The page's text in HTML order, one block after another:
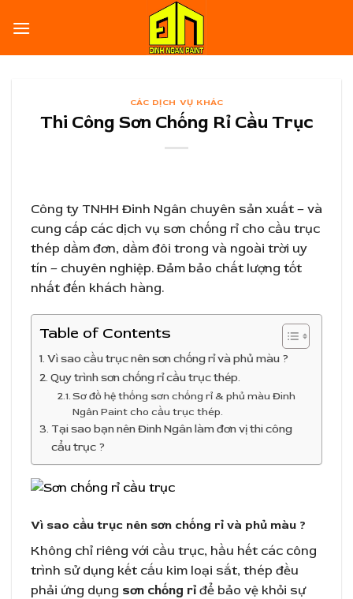
CÁC DỊCH VỤ KHÁC
Thi Công Sơn Chống Rỉ Cầu Trục
Công ty TNHH Đinh Ngân chuyên sản xuất – và
cung cấp các dịch vụ sơn chống rỉ cho cầu trục
thép dầm đơn, dầm đôi trong và ngoài trời uy
tín – chuyên nghiệp. Đảm bảo chất lượng tốt
nhất đến khách hàng.
Table of Contents
Vì sao cầu trục nên sơn chống rỉ và phủ màu ?
Quy trình sơn chống rỉ cầu trục thép.
Sơ đồ hệ thống sơn chống rỉ & phủ màu Đinh
Ngân Paint cho cầu trục thép.
Tại sao bạn nên Đinh Ngân làm đơn vị thi công
cẩu trục ?
Vì sao cầu trục nên sơn chống rỉ và phủ màu ?
Không chỉ riêng với cầu trục, hầu hết các công
trình sử dụng kết cấu kim loại sắt, thép đều
phải ứng dụng sơn chống rỉ để bảo vệ khỏi sự